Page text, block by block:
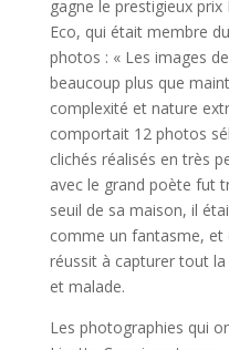
gagne le prestigieux
Eco, qui était membre
photos : « Les images
beaucoup plus que
complexité et nature
comportait 12 photos
clichés réalisés en très
avec le grand poète fut
seuil de sa maison, il
comme un fantasme,
réussit à capturer tout
et malade.
Les photographies qui